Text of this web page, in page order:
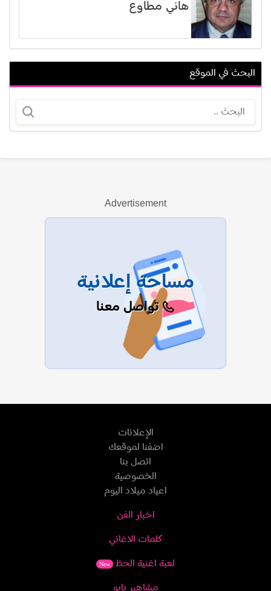
هاني مطاوع
أليسيا سي ديل أوجيليا
عرض الكل
البحث في الموقع
Advertisement
مساحة إعلانية
تواصل معنا
الإعلانات
اضفنا لموقعك
اتصل بنا
الخصوصية
اعياد ميلاد اليوم
اخبار الفن
كلمات الاغاني
لعبة اغنية الحظ New
مشاهير بايو